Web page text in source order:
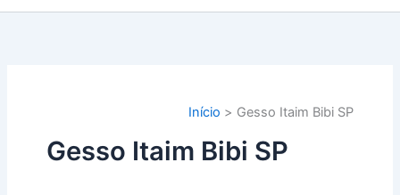
Início Gesso Itaim Bibi SP
Gesso Itaim Bibi SP